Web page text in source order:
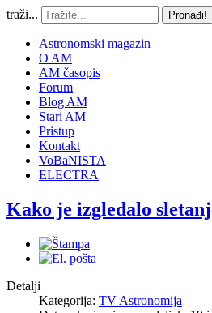
traži... Pronađi!
Astronomski magazin
O AM
AM časopis
Forum
Blog AM
Stari AM
Pristup
Kontakt
VoBaNISTA
ELECTRA
Kako je izgledalo
Detalji
Kategorija: TV Astronomija